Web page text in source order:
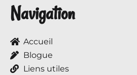
Navigation
Accueil
Blogue
Liens utiles